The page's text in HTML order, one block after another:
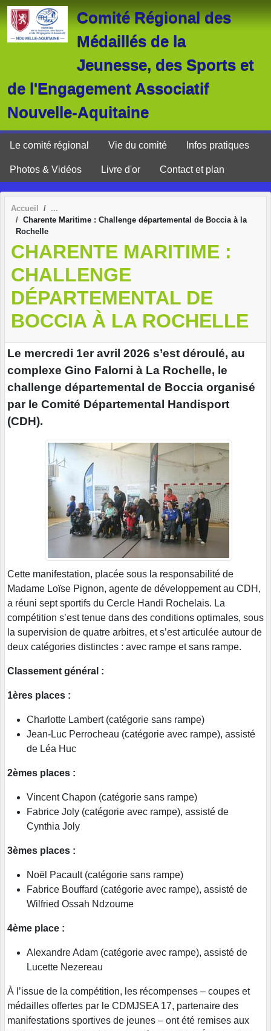
Comité Régional des
Médaillés de la
Jeunesse, des Sports et
de l'Engagement Associatif
Nouvelle-Aquitaine
Le comité régional Vie du comité Infos pratiques
Photos & Vidéos Livre d'or Contact et plan
Accueil
Charente Maritime : Challenge départemental de Boccia à la
Rochelle
CHARENTE MARITIME :
CHALLENGE
DÉPARTEMENTAL DE
BOCCIA À LA ROCHELLE
Le mercredi 1er avril 2026 s’est déroulé, au
complexe Gino Falorni à La Rochelle, le
challenge départemental de Boccia organisé
par le Comité Départemental Handisport
(CDH).
Cette manifestation, placée sous la responsabilité de
Madame Loïse Pignon, agente de développement au CDH,
a réuni sept sportifs du Cercle Handi Rochelais. La
compétition s’est tenue dans des conditions optimales, sous
la supervision de quatre arbitres, et s’est articulée autour de
deux catégories distinctes : avec rampe et sans rampe.
Classement général :
1ères places :
Charlotte Lambert (catégorie sans rampe)
Jean-Luc Perrocheau (catégorie avec rampe), assisté
de Léa Huc
2èmes places :
Vincent Chapon (catégorie sans rampe)
Fabrice Joly (catégorie avec rampe), assisté de
Cynthia Joly
3èmes places :
Noël Pacault (catégorie sans rampe)
Fabrice Bouffard (catégorie avec rampe), assisté de
Wilfried Ossah Ndzoume
4ème place :
Alexandre Adam (catégorie avec rampe), assisté de
Lucette Nezereau
À l’issue de la compétition, les récompenses – coupes et
médailles offertes par le CDMJSEA 17, partenaire des
manifestations sportives de jeunes – ont été remises aux
Panneau de gestion des cookies